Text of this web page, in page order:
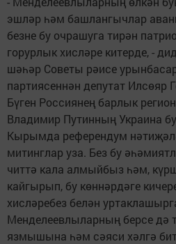
эшләр һәм башлангычлар
безне бу очрашуга тирән
горурлык хисләре китерде, -
шәһәр Советы рәисе
партиясеннән депутат Илсөяр
Бүген Россиянең барлык
Владимир Путинның Украина
Кырымда референдум
митинглар уза. Без бу
читтә кала алмыйбыз һәм,
кайгырып, бу көннәрдәге
хисләребез белән
Менделеевлыларның берсе дә
язмышына һәм сәяси хәлгә